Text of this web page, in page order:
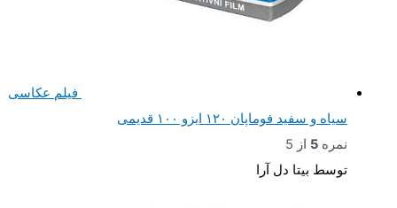
فیلم عکاسی
سیاه و سفید فوماپان ۱۲۰ ایزو ۱۰۰ قدیمی
نمره5از 5
توسط بیتا دل آرا